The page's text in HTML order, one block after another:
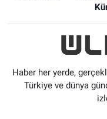
Haber her yerde,
Türkiye ve dünya